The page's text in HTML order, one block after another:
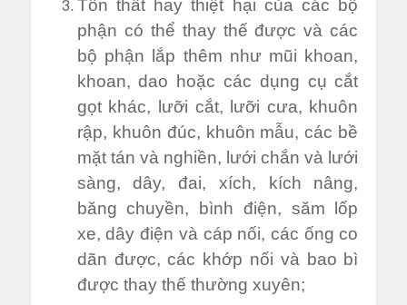
Tổn thất hay thiệt hại của các bộ
phận có thể thay thế được và các
bộ phận lắp thêm như mũi khoan,
khoan, dao hoặc các dụng cụ cắt
gọt khác, lưỡi cắt, lưỡi cưa, khuôn
rập, khuôn đúc, khuôn mẫu, các bề
mặt tán và nghiền, lưới chắn và lưới
sàng, dây, đai, xích, kích nâng,
băng chuyền, bình điện, săm lốp
xe, dây điện và cáp nối, các ống co
dãn được, các khớp nối và bao bì
được thay thế thường xuyên;